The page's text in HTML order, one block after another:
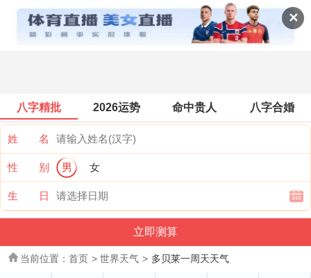
✕
世界天气
八字精批 2026运势 命中贵人 八字合婚
姓 名
性 别 男 女
生 日
当前位置： 首页 > 世界天气 > 多贝莱一周天天气